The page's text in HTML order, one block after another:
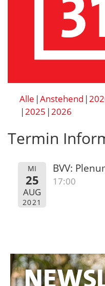
Alle Anstehend
2025 2026
Termin
MI
25
AUG
2021
BVV:
17:00